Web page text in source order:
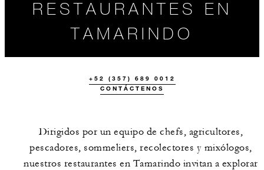
RESTAURANTES EN
TAMARINDO
+52 (357) 689 0012
CONTÁCTENOS
Dirigidos por un equipo de chefs, agricultores,
pescadores, sommeliers, recolectores y mixólogos,
nuestros restaurantes en Tamarindo invitan a explorar